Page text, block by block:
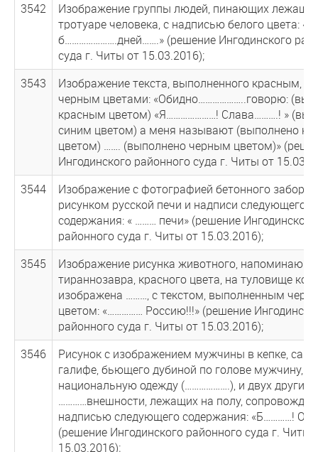
3542
Изображение группы людей, пинающих
тротуаре человека, с надписью белого цвета:
б………………….дней…….» (решение Ингодинского
суда г. Читы от 15.03.2016);
3543
Изображение текста, выполненного красным,
черным цветами: «Обидно………………..говорю:
красным цветом) «Я…………………! Слава……….! »
синим цветом) а меня называют (выполнено
цветом) ……. (выполнено черным цветом)»
Ингодинского районного суда г. Читы от
3544
Изображение с фотографией бетонного забора
рисунком русской печи и надписи следующего
содержания: « ……… печи» (решение Ингодинского
районного суда г. Читы от 15.03.2016);
3545
Изображение рисунка животного,
тираннозавра, красного цвета, на туловище
изображена ………, с текстом, выполненным
цветом: «…………… Россию!!!» (решение
районного суда г. Читы от 15.03.2016);
3546
Рисунок с изображением мужчины в кепке,
галифе, бьющего дубиной по голове мужчину,
национальную одежду (……………….), и двух других
…………внешности, лежащих на полу,
надписью следующего содержания: «Б…………!
(решение Ингодинского районного суда г. Читы
15.03.2016);